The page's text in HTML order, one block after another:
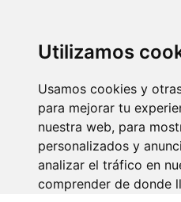
Utilizamos
Usamos cookies y
para mejorar tu
nuestra web, para
personalizados y
analizar el tráfico en
comprender de donde
El cuidado es la esencia de
la enfermería